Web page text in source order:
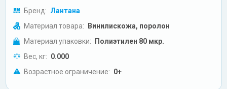
Бренд: Лантана
Материал товара: Винилискожа, поролон
Материал упаковки: Полиэтилен 80 мкр.
Вес, кг: 0.000
Возрастное ограничение: 0+